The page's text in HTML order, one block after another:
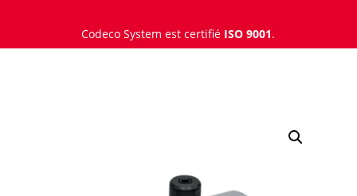
Codeco System est certifié ISO 9001.